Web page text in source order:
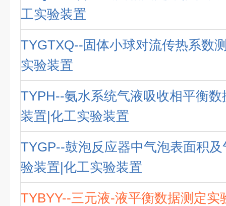
工实验装置
TYGTXQ--固体小球对流传热系数
实验装置
TYPH--氨水系统气液吸收相平衡
装置|化工实验装置
TYGP--鼓泡反应器中气泡表面积
验装置|化工实验装置
TYBYY--三元液-液平衡数据测定实